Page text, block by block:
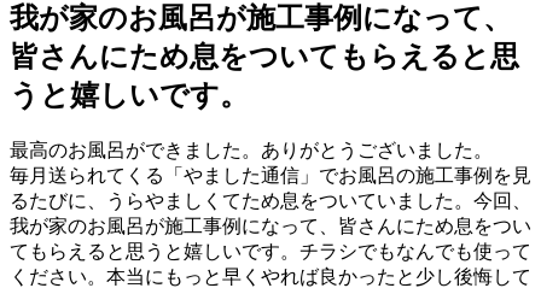
我が家のお風呂が施工事例になって、
皆さんにため息をついてもらえると思
うと嬉しいです。
最高のお風呂ができました。ありがとうございました。
毎月送られてくる「やました通信」でお風呂の施工事例を見
るたびに、うらやましくてため息をついていました。今回、
我が家のお風呂が施工事例になって、皆さんにため息をつい
てもらえると思うと嬉しいです。チラシでもなんでも使って
ください。本当にもっと早くやれば良かったと少し後悔して